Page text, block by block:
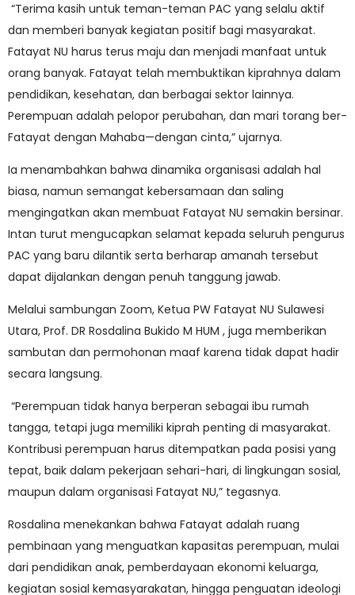
“Terima kasih untuk teman-teman PAC yang selalu aktif
dan memberi banyak kegiatan positif bagi masyarakat.
Fatayat NU harus terus maju dan menjadi manfaat untuk
orang banyak. Fatayat telah membuktikan kiprahnya dalam
pendidikan, kesehatan, dan berbagai sektor lainnya.
Perempuan adalah pelopor perubahan, dan mari torang ber-
Fatayat dengan Mahaba—dengan cinta,” ujarnya.
Ia menambahkan bahwa dinamika organisasi adalah hal
biasa, namun semangat kebersamaan dan saling
mengingatkan akan membuat Fatayat NU semakin bersinar.
Intan turut mengucapkan selamat kepada seluruh pengurus
PAC yang baru dilantik serta berharap amanah tersebut
dapat dijalankan dengan penuh tanggung jawab.
Melalui sambungan Zoom, Ketua PW Fatayat NU Sulawesi
Utara, Prof. DR Rosdalina Bukido M HUM , juga memberikan
sambutan dan permohonan maaf karena tidak dapat hadir
secara langsung.
“Perempuan tidak hanya berperan sebagai ibu rumah
tangga, tetapi juga memiliki kiprah penting di masyarakat.
Kontribusi perempuan harus ditempatkan pada posisi yang
tepat, baik dalam pekerjaan sehari-hari, di lingkungan sosial,
maupun dalam organisasi Fatayat NU,” tegasnya.
Rosdalina menekankan bahwa Fatayat adalah ruang
pembinaan yang menguatkan kapasitas perempuan, mulai
dari pendidikan anak, pemberdayaan ekonomi keluarga,
kegiatan sosial kemasyarakatan, hingga penguatan ideologi